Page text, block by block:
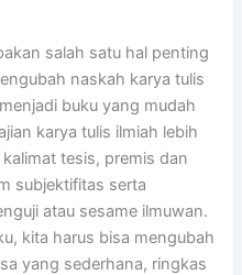
salah satu hal penting
naskah karya tulis
buku yang mudah
karya tulis ilmiah lebih
tesis, premis dan
subjektifitas serta
atau sesame ilmuwan.
kita harus bisa mengubah
yang sederhana, ringkas